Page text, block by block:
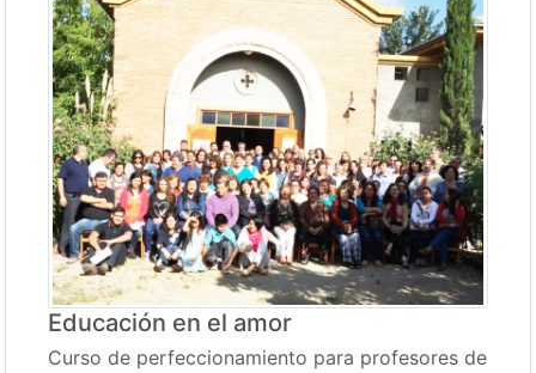
Educación en el amor
Curso de perfeccionamiento para profesores de